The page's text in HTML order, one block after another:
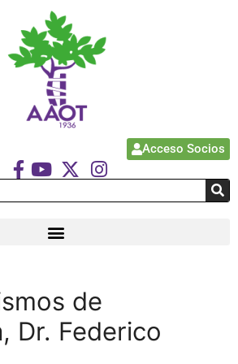
Acceso Socios
de
Dr. Federico